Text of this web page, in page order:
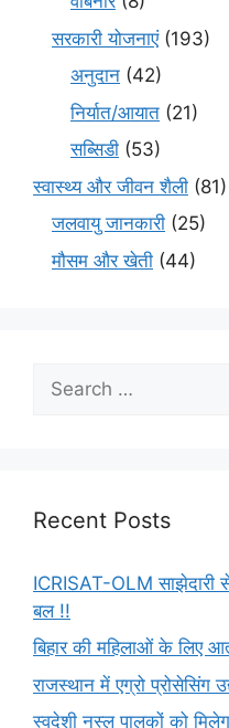
सरकारी योजनाएं(193)
अनुदान (42)
निर्यात/आयात (21)
सब्सिडी (53)
स्वास्थ्य और जीवन शैली (81)
जलवायु जानकारी (25)
मौसम और खेती (44)
Recent Posts
ICRISAT-OLM साझेदारी
बल !!
बिहार की महिलाओं के लिए
राजस्थान में एग्रो प्रोसेसिंग
स्वदेशी नस्ल पालकों को